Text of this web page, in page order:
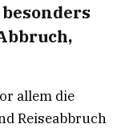
allem die
Reiseabbruch